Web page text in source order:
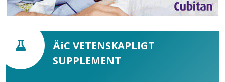
ÄiC VETENSKAPLIGT
SUPPLEMENT